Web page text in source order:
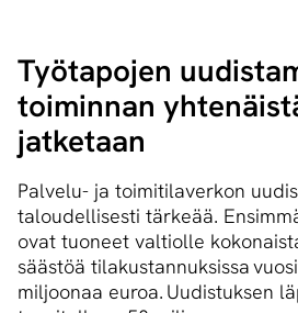
Työtapojen
toiminnan
jatketaan
Palvelu- ja toimitilaverkon
taloudellisesti tärkeää.
ovat tuoneet valtiolle
säästöä tilakustannuksissa
miljoonaa euroa. Uudistuksen